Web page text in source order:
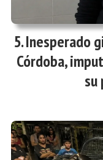
Inesperado
Córdoba,
su